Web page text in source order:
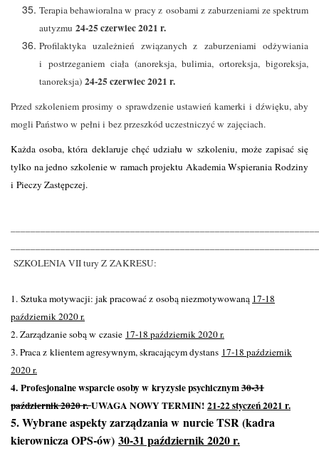
Terapia behawioralna w pracy z osobami z zaburzeniami ze spektrum
autyzmu 24-25 czerwiec 2021 r.
Profilaktyka uzależnień związanych z zaburzeniami odżywiania
i postrzeganiem ciała (anoreksja, bulimia, ortoreksja, bigoreksja,
tanoreksja) 24-25 czerwiec 2021 r.
Przed szkoleniem prosimy o sprawdzenie ustawień kamerki i dźwięku, aby
mogli Państwo w pełni i bez przeszkód uczestniczyć w zajęciach.
Każda osoba, która deklaruje chęć udziału w szkoleniu, może zapisać się
tylko na jedno szkolenie w ramach projektu Akademia Wspierania Rodziny
i Pieczy Zastępczej.
SZKOLENIA VII tury Z ZAKRESU:
1. Sztuka motywacji: jak pracować z osobą niezmotywowaną 17-18
październik 2020 r.
2. Zarządzanie sobą w czasie 17-18 październik 2020 r.
3. Praca z klientem agresywnym, skracającym dystans 17-18 październik
2020 r.
4. Profesjonalne wsparcie osoby w kryzysie psychicznym30-31
październik 2020 r.UWAGA NOWY TERMIN! 21-22 styczeń 2021 r.
5. Wybrane aspekty zarządzania w nurcie TSR (kadra
kierownicza OPS-ów) 30-31 październik 2020 r.